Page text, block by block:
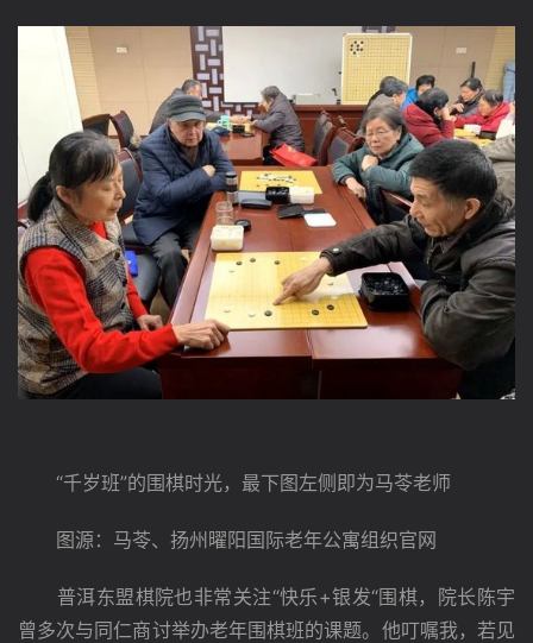
“千岁班”的围棋时光，最下图左侧即为马苓老师
图源：马苓、扬州曜阳国际老年公寓组织官网
普洱东盟棋院也非常关注“快乐+银发“围棋，院长陈宇
曾多次与同仁商讨举办老年围棋班的课题。他叮嘱我，若见